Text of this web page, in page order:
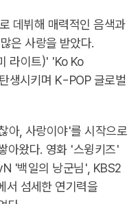
데뷔해 매력적인 음색과
은 사랑을 받았다.
라이트)' 'Ko Ko
생시키며 K-POP 글로벌
아, 사랑이야'를 시작으로
아왔다. 영화 '스윙키즈'
'백일의 낭군님', KBS2
서 섬세한 연기력을